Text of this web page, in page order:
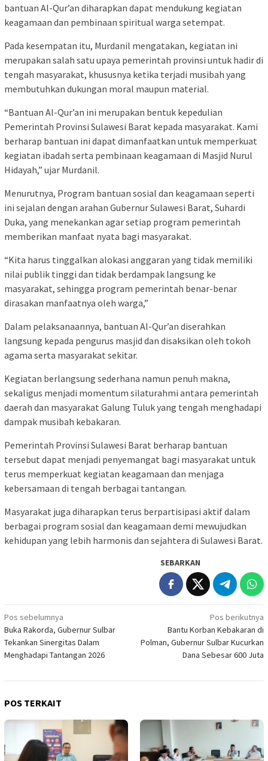
bantuan Al-Qur’an diharapkan dapat mendukung kegiatan
keagamaan dan pembinaan spiritual warga setempat.
Pada kesempatan itu, Murdanil mengatakan, kegiatan ini
merupakan salah satu upaya pemerintah provinsi untuk hadir di
tengah masyarakat, khususnya ketika terjadi musibah yang
membutuhkan dukungan moral maupun material.
“Bantuan Al-Qur’an ini merupakan bentuk kepedulian
Pemerintah Provinsi Sulawesi Barat kepada masyarakat. Kami
berharap bantuan ini dapat dimanfaatkan untuk memperkuat
kegiatan ibadah serta pembinaan keagamaan di Masjid Nurul
Hidayah,” ujar Murdanil.
Menurutnya, Program bantuan sosial dan keagamaan seperti
ini sejalan dengan arahan Gubernur Sulawesi Barat, Suhardi
Duka, yang menekankan agar setiap program pemerintah
memberikan manfaat nyata bagi masyarakat.
“Kita harus tinggalkan alokasi anggaran yang tidak memiliki
nilai publik tinggi dan tidak berdampak langsung ke
masyarakat, sehingga program pemerintah benar-benar
dirasakan manfaatnya oleh warga,”
Dalam pelaksanaannya, bantuan Al-Qur’an diserahkan
langsung kepada pengurus masjid dan disaksikan oleh tokoh
agama serta masyarakat sekitar.
Kegiatan berlangsung sederhana namun penuh makna,
sekaligus menjadi momentum silaturahmi antara pemerintah
daerah dan masyarakat Galung Tuluk yang tengah menghadapi
dampak musibah kebakaran.
Pemerintah Provinsi Sulawesi Barat berharap bantuan
tersebut dapat menjadi penyemangat bagi masyarakat untuk
terus memperkuat kegiatan keagamaan dan menjaga
kebersamaan di tengah berbagai tantangan.
Masyarakat juga diharapkan terus berpartisipasi aktif dalam
berbagai program sosial dan keagamaan demi mewujudkan
kehidupan yang lebih harmonis dan sejahtera di Sulawesi Barat.
SEBARKAN
Navigasi
pos
Pos sebelumnya
Buka Rakorda, Gubernur Sulbar
Tekankan Sinergitas Dalam
Menghadapi Tantangan 2026
Pos berikutnya
Bantu Korban Kebakaran di
Polman, Gubernur Sulbar Kucurkan
Dana Sebesar 600 Juta
POS TERKAIT